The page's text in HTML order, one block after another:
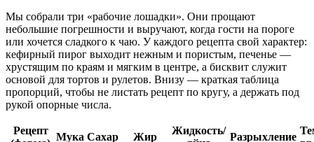
Мы собрали три «рабочие лошадки». Они прощают
небольшие погрешности и выручают, когда гости на пороге
или хочется сладкого к чаю. У каждого рецепта свой характер:
кефирный пирог выходит нежным и пористым, печенье —
хрустящим по краям и мягким в центре, а бисквит служит
основой для тортов и рулетов. Внизу — краткая таблица
пропорций, чтобы не листать рецепт по кругу, а держать под
рукой опорные числа.
Рецепт
Мука Сахар Жир
Жидкость/
Разрыхление